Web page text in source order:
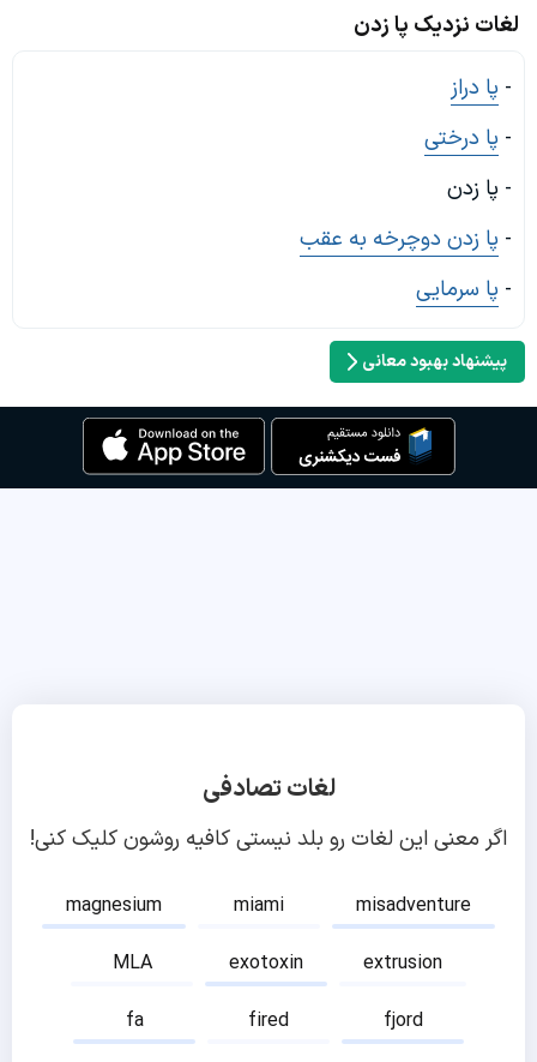
لغات نزدیک پا زدن
- پا دراز
- پا درختی
- پا زدن
- پا زدن دوچرخه به عقب
- پا سرمایی
پیشنهاد بهبود معانی
لغات تصادفی
اگر معنی این لغات رو بلد نیستی کافیه روشون کلیک کنی!
magnesium miami
misadventure
MLA
exotoxin
extrusion
fa
fired
fjord